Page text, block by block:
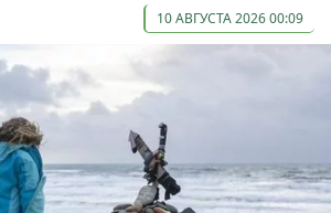
10 АВГУСТА 2026 00:09